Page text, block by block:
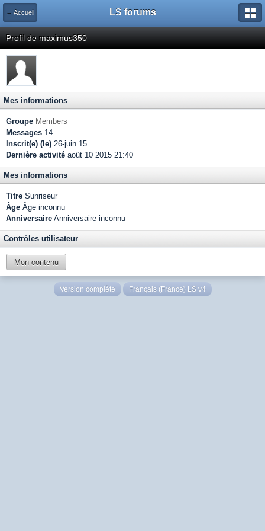
← Accueil LS forums
Profil de maximus350
Mes informations
Groupe Members
Messages 14
Inscrit(e) (le) 26-juin 15
Dernière activité août 10 2015 21:40
Mes informations
Titre Sunriseur
Âge Âge inconnu
Anniversaire Anniversaire inconnu
Contrôles utilisateur
Mon contenu
Version complète Français (France) LS v4